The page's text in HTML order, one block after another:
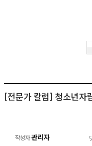
[전문가 칼럼] 청소년자
작성자 관리자